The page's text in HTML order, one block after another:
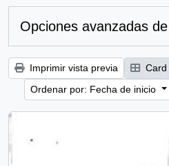
Opciones avanzadas
Imprimir vista previa Card
Ordenar por: Fecha de inicio